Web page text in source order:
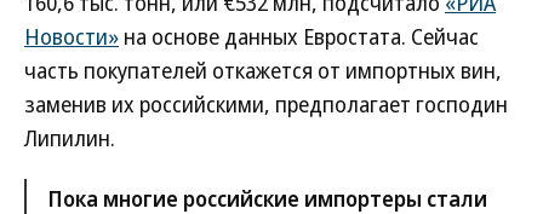
Новости» на основе данных Евростата. Сейчас
часть покупателей откажется от импортных вин,
заменив их российскими, предполагает господин
Липилин.
Пока многие российские импортеры стали